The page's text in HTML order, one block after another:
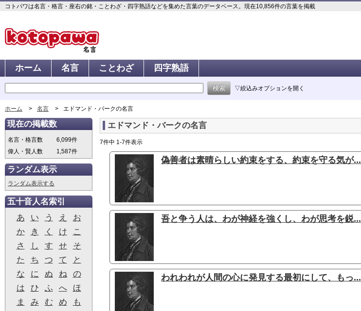
コトパワは名言・格言・座右の銘・ことわざ・四字熟語などを集めた言葉のデータベース。現在10,856件の言葉を掲載
ホーム 名言 ことわざ 四字熟語
▽絞込みオプションを開く
ホーム 名言 エドマンド・バークの名言
エドマンド・バークの名言
7件中 1-7件表示
偽善者は素晴らしい約束をする、約束を守る気が...
吾と争う人は、わが神経を強くし、わが思考を鋭...
われわれが人間の心に発見する最初にして、もっ...
現在の掲載数
名言・格言数
6,099件
偉人・賢人数
1,587件
ランダム表示
ランダム表示する
五十音人名索引
あ
い う え
お
か
き く け
こ
さ
し す せ
そ
た
ち つ て
と
な
に ぬ ね
の
は
ひ ふ へ
ほ
ま
み む め
も